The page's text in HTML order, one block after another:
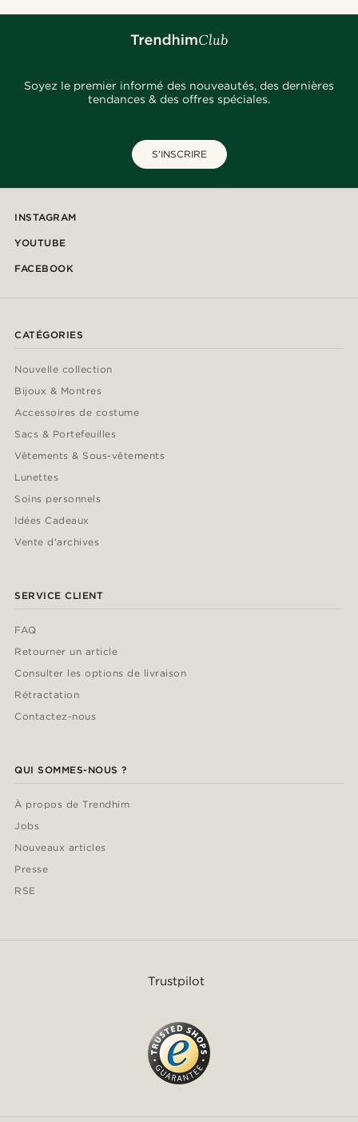
Soyez le premier informé des nouveautés, des dernières
tendances & des offres spéciales.
S'INSCRIRE
INSTAGRAM
YOUTUBE
FACEBOOK
CATÉGORIES
Nouvelle collection
Bijoux & Montres
Accessoires de costume
Sacs & Portefeuilles
Vêtements & Sous-vêtements
Lunettes
Soins personnels
Idées Cadeaux
Vente d'archives
SERVICE CLIENT
FAQ
Retourner un article
Consulter les options de livraison
Rétractation
Contactez-nous
QUI SOMMES-NOUS ?
À propos de Trendhim
Jobs
Nouveaux articles
Presse
RSE
Trustpilot